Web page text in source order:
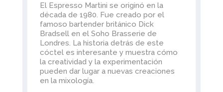
El Espresso Martini se originó en la
década de 1980. Fue creado por el
famoso bartender británico Dick
Bradsell en el Soho Brasserie de
Londres. La historia detrás de este
cóctel es interesante y muestra cómo
la creatividad y la experimentación
pueden dar lugar a nuevas creaciones
en la mixología.